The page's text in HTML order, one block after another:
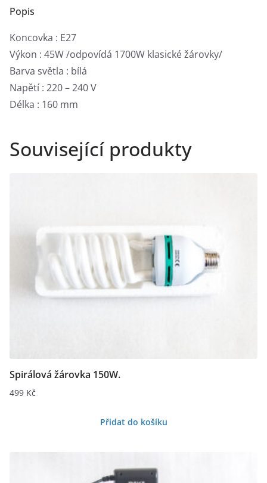
Popis
Koncovka : E27
Výkon : 45W /odpovídá 1700W klasické žárovky/
Barva světla : bílá
Napětí : 220 – 240 V
Délka : 160 mm
Související produkty
Spirálová žárovka 150W.
499 Kč
Přidat do košíku